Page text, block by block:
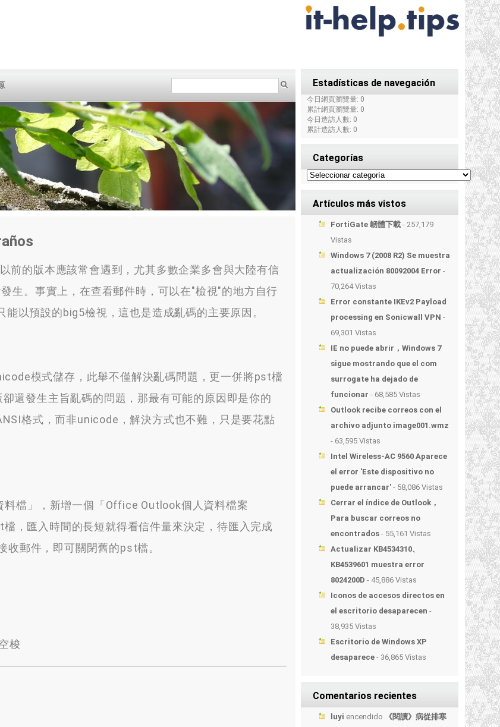
前的版本應該常會遇到 ， 尤其多數企業多會與大陸有信
生 。 事實上 ， 在查看郵件時 ， 可以在"檢視"的地方自行
能以預設的big5檢視 ，這也是造成亂碼的主要原因 。
模式儲存 ， 此舉不僅解決亂碼問題 ， 更一併將pst檔
還發生主旨亂碼的問題 ， 那最有可能的原因即是你的
格式 ，而非unicode ，解決方式也不難 ， 只是要花點
檔」 ， 新增一個「Office Outlook個人資料檔案
檔 ， 匯入時間的長短就得看信件量來決定 ， 待匯入完成
收郵件 ， 即可關閉舊的pst檔。
梭
Estadísticas de navegación
今日網頁瀏覽量: 0
累計網頁瀏覽量: 0
今日造訪人數: 0
累計造訪人數: 0
Categorías
Artículos más vistos
FortiGate 韌體下載 - 257,179
Vistas
Windows 7 (2008 R2) Se muestra
actualización 80092004 Error -
70,264 Vistas
Error constante IKEv2 Payload
processing en Sonicwall VPN -
69,301 Vistas
IE no puede abrir，Windows 7
sigue mostrando que el com
surrogate ha dejado de
funcionar - 68,585 Vistas
Outlook recibe correos con el
archivo adjunto image001.wmz
- 63,595 Vistas
Intel Wireless-AC 9560 Aparece
el error 'Este dispositivo no
puede arrancar' - 58,086 Vistas
Cerrar el índice de Outlook，
Para buscar correos no
encontrados - 55,161 Vistas
Actualizar KB4534310、
KB4539601 muestra error
8024200D - 45,886 Vistas
Iconos de accesos directos en
el escritorio desaparecen -
38,935 Vistas
Escritorio de Windows XP
desaparece - 36,865 Vistas
Comentarios recientes
luyi encendido
《閱讀》病從排寒